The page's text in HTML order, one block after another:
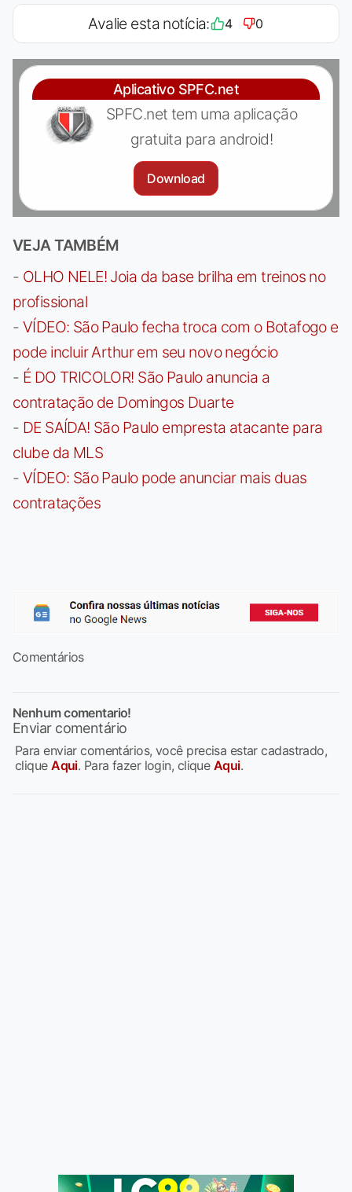
Avalie esta notícia: 4 0
Aplicativo SPFC.net
SPFC.net tem uma aplicação
gratuita para android!
Download
VEJA TAMBÉM
- OLHO NELE! Joia da base brilha em treinos no
profissional
- VÍDEO: São Paulo fecha troca com o Botafogo e
pode incluir Arthur em seu novo negócio
- É DO TRICOLOR! São Paulo anuncia a
contratação de Domingos Duarte
- DE SAÍDA! São Paulo empresta atacante para
clube da MLS
- VÍDEO: São Paulo pode anunciar mais duas
contratações
Comentários
Nenhum comentario!
Enviar comentário
Para enviar comentários, você precisa estar cadastrado,
cliqueAqui. Para fazer login, clique Aqui.